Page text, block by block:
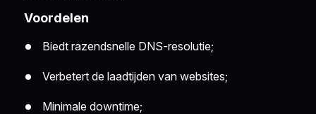
Voordelen
Biedt razendsnelle DNS-resolutie;
Verbetert de laadtijden van websites;
Minimale downtime;